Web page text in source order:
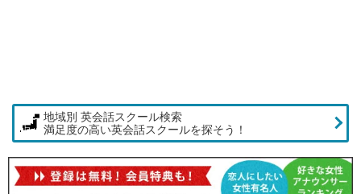
地域別 英会話スクール検索
満足度の高い英会話スクールを探そう！